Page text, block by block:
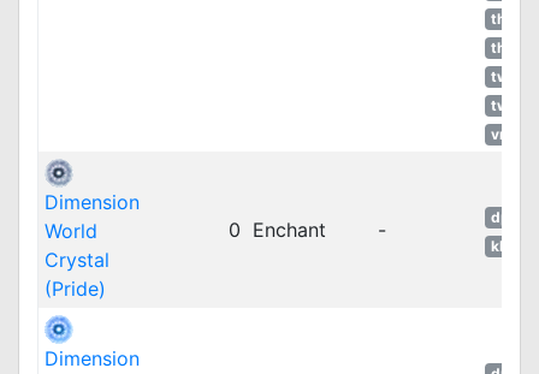
thROC
thROG
twRO
twROZ
vnRO
Dimension
World
Crystal
(Pride)
0 Enchant -
dpRO
kROM
Dimension